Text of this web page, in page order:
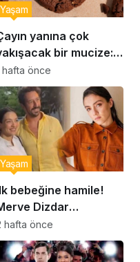
yanına çok
bir mucize:
tadında ıslak
tarifi…
Yaşam
hafta önce
bebeğine hamile!
Dizdar
bozdu: ‘İsim
çok zor’
Yaşam
hafta önce